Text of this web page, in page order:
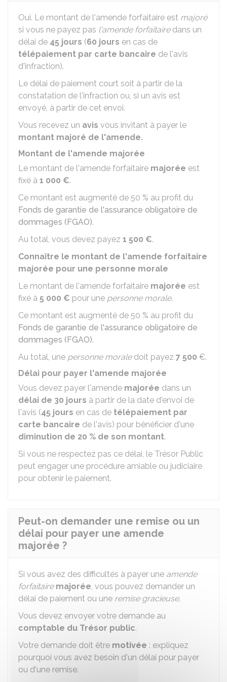
Oui. Le montant de l'amende forfaitaire est majoré
si vous ne payez pas l'amende forfaitairedans un
délai de 45 jours (60 jours en cas de
télépaiement par carte bancaire de l'avis
d'infraction).
Le délai de paiement court soit à partir de la
constatation de l'infraction ou, si un avis est
envoyé, à partir de cet envoi.
Vous recevez un avis vous invitant à payer le
montant majoré de l'amende.
Montant de l'amende majorée
Le montant de l'amende forfaitaire majorée est
fixé à 1 000 €.
Ce montant est augmenté de 50 % au profit du
Fonds de garantie de l'assurance obligatoire de
dommages (FGAO).
Au total, vous devez payez 1 500 €.
Connaître le montant de l'amende forfaitaire
majorée pour une personne morale
Le montant de l'amende forfaitaire majorée est
fixé à 5 000 € pour une personne morale.
Ce montant est augmenté de 50 % au profit du
Fonds de garantie de l'assurance obligatoire de
dommages (FGAO).
Au total, une personne moraledoit payez 7 500 €.
Délai pour payer l'amende majorée
Vous devez payer l'amende majorée dans un
délai de 30 jours à partir de la date d'envoi de
l'avis (45 jours en cas de télépaiement par
carte bancaire de l'avis) pour bénéficier d'une
diminution de 20 % de son montant.
Si vous ne respectez pas ce délai, le Trésor Public
peut engager une procédure amiable ou judiciaire
pour obtenir le paiement.
Peut-on demander une remise ou un
délai pour payer une amende
majorée ?
Si vous avez des difficultés à payer une amende
forfaitaire majorée, vous pouvez demander un
délai de paiement ou une remise gracieuse.
Vous devez envoyer votre demande au
comptable du Trésor public.
Votre demande doit être motivée : expliquez
pourquoi vous avez besoin d'un délai pour payer
ou d'une remise.